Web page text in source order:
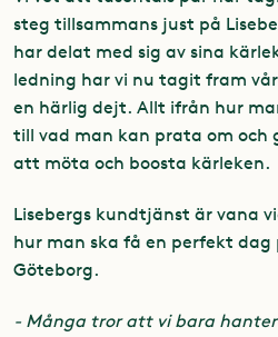
steg tillsammans just på
har delat med sig av sina
ledning har vi nu tagit fram
en härlig dejt. Allt ifrån hur
till vad man kan prata om och
att möta och boosta kärleken.
Lisebergs kundtjänst är vana
hur man ska få en perfekt dag
Göteborg.
- Många tror att vi bara